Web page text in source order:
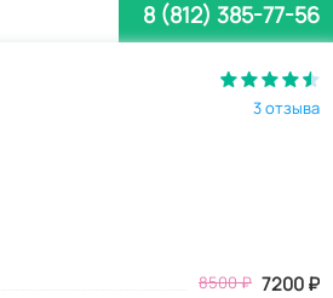
8 (812) 385-77-56
3 отзыва
8500₽ 7200₽